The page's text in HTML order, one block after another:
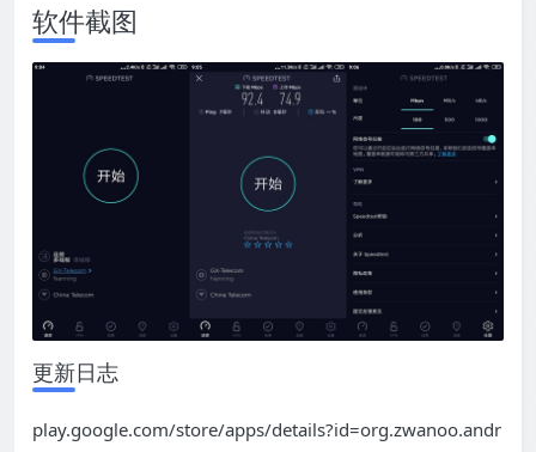
软件截图
更新日志
play.google.com/store/apps/details?id=org.zwanoo.andr